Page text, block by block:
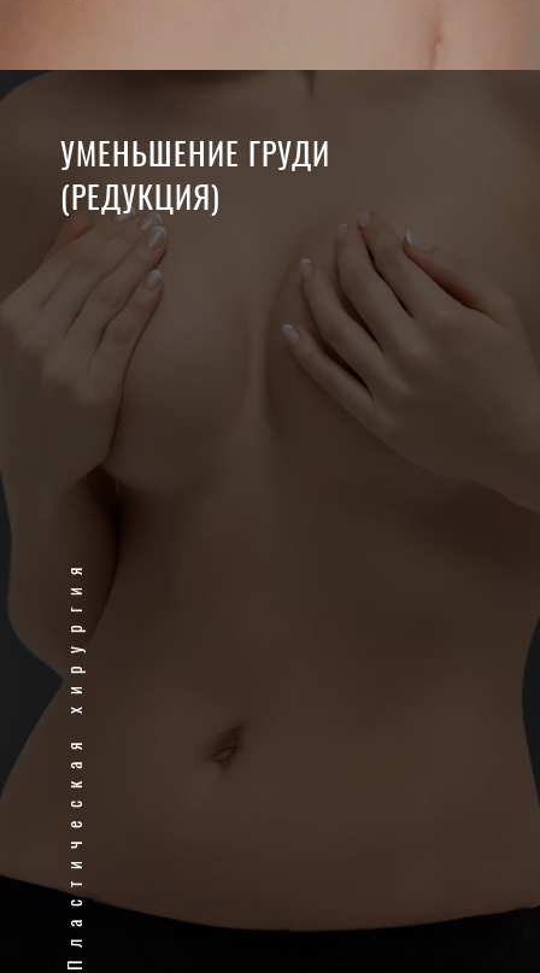
УМЕНЬШЕНИЕ ГРУДИ
(РЕДУКЦИЯ)
Пластическая хирургия